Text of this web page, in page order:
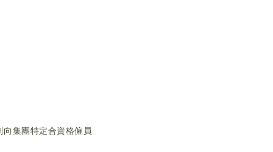
集團特定合資格僱員